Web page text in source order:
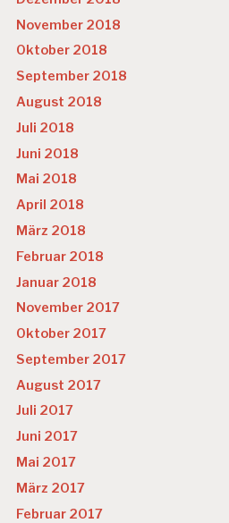
November 2018
Oktober 2018
September 2018
August 2018
Juli 2018
Juni 2018
Mai 2018
April 2018
März 2018
Februar 2018
Januar 2018
November 2017
Oktober 2017
September 2017
August 2017
Juli 2017
Juni 2017
Mai 2017
März 2017
Februar 2017